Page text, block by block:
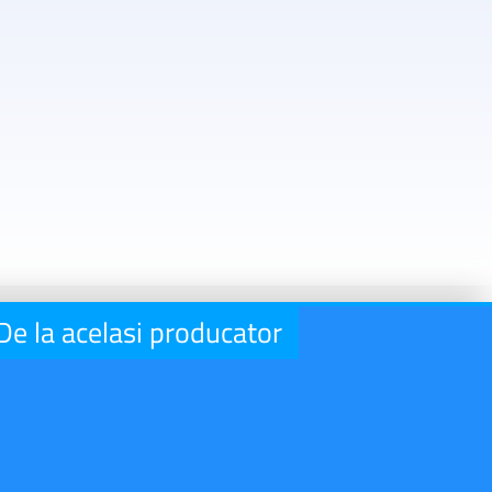
la acelasi producator